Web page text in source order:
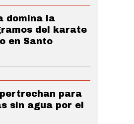
domina la
del karate
en Santo
para
sin agua por el